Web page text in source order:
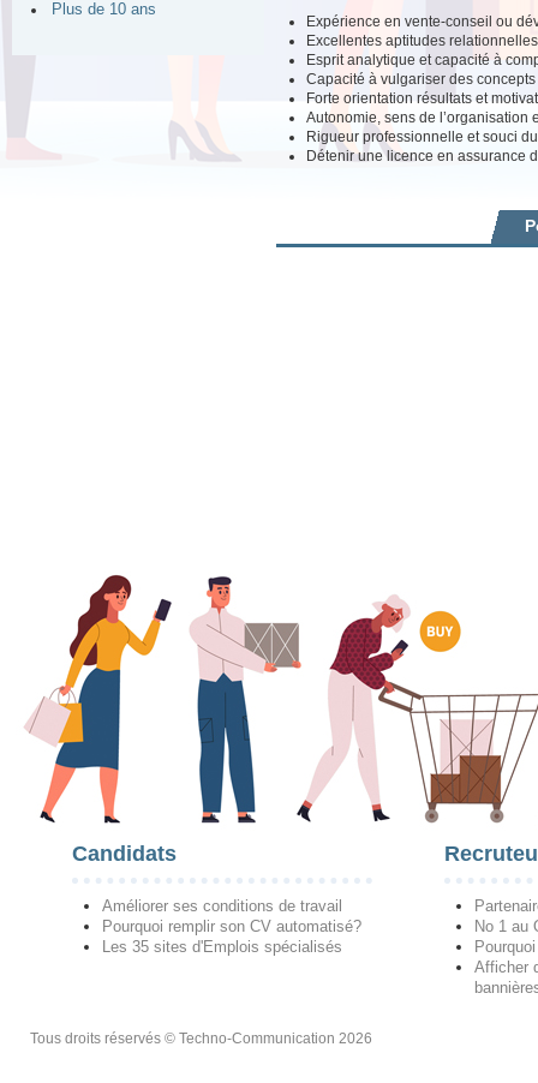
Plus de 10 ans
Expérience en vente-conseil ou
Excellentes aptitudes
Esprit analytique et capacité à
Capacité à vulgariser des
Forte orientation résultats et
Autonomie, sens de l’organisation
Rigueur professionnelle et souci
Détenir une licence en assurance
Candidats
Améliorer ses conditions de travail
Pourquoi remplir son CV automatisé?
Les 35 sites d'Emplois spécialisés
No 1 au
Afficher
Tous droits réservés © Techno-Communication 2026